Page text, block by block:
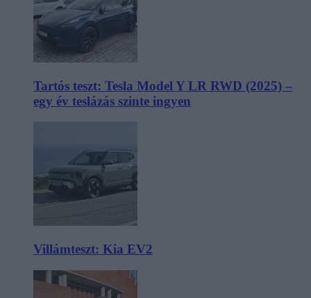
Tartós teszt: Tesla Model Y LR RWD (2025) –
egy év teslázás szinte ingyen
Villámteszt: Kia EV2